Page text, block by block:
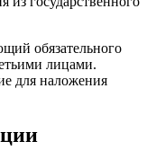
обязательного
лицами.
для наложения